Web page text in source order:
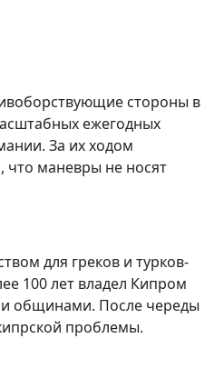
стороны в
ежегодных
За их ходом
что маневры не носят
для греков и турков-
100 лет владел Кипром
общинами. После череды
проблемы.